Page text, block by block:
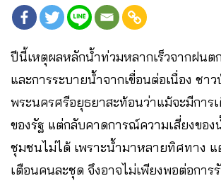
ปีนี้เหตุผลหลักน้ำท่วมหลากเร็วจากฝน
และการระบายน้ำจากเขื่อนต่อเนื่อง ชา
พระนครศรีอยุธยาสะท้อนว่าแม้จะมีการ
ของรัฐ แต่กลับคาดการณ์ความเสี่ยงของ
ชุมชนไม่ได้ เพราะน้ำมาหลายทิศทาง
เตือนคนละชุด จึงอาจไม่เพียงพอต่อการ